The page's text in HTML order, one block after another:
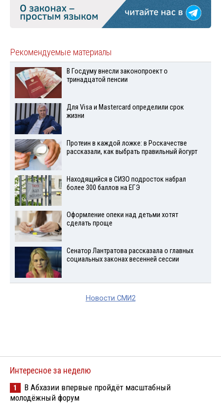
Рекомендуемые материалы
В Госдуму внесли законопроект о
тринадцатой пенсии
Для Visа и Mastercard определили срок
жизни
Протеин в каждой ложке: в Роскачестве
рассказали, как выбрать правильный йогурт
Находящийся в СИЗО подросток набрал
более 300 баллов на ЕГЭ
Оформление опеки над детьми хотят
сделать проще
Сенатор Лантратова рассказала о главных
социальных законах весенней сессии
Новости СМИ2
Интересное за неделю
1
В Абхазии впервые пройдёт масштабный
молодёжный форум